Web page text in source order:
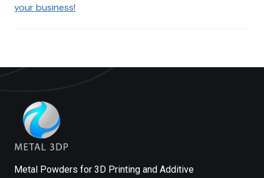
your business!
Metal Powders for 3D Printing and Additive